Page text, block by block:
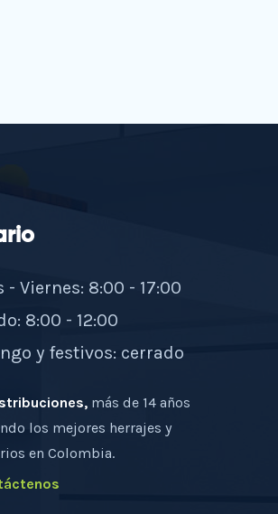
- Viernes: 8:00 - 17:00
8:00 - 12:00
y festivos: cerrado
más de 14 años
los mejores herrajes y
en Colombia.